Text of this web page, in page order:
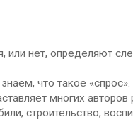
или нет, определяют
что такое
многих авторов
строительство,